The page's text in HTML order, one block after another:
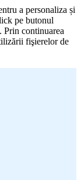
a personaliza și
pe butonul
continuarea
fişierelor de